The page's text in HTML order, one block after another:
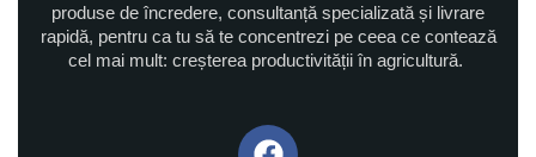
produse de încredere, consultanță specializată și livrare
rapidă, pentru ca tu să te concentrezi pe ceea ce contează
cel mai mult: creșterea productivității în agricultură.